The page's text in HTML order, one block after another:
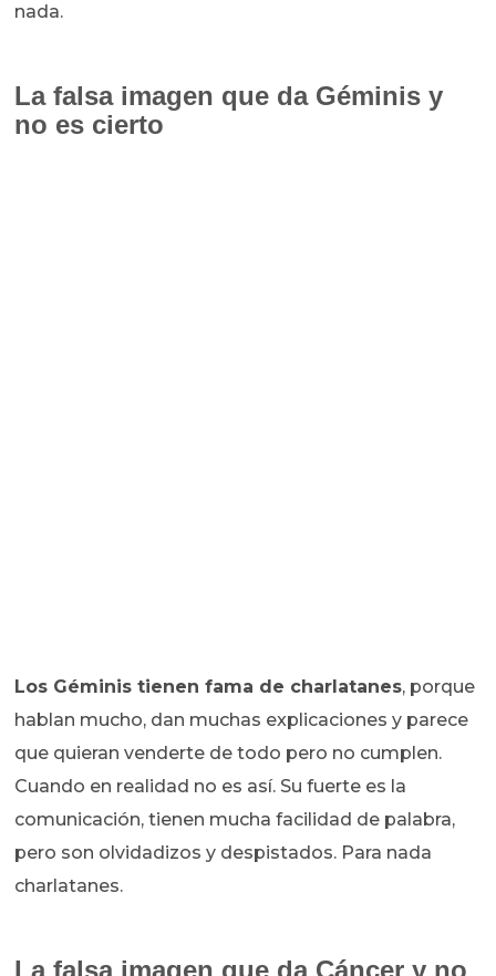
nada.
La falsa imagen que da Géminis y
no es cierto
Los Géminis tienen fama de charlatanes, porque
hablan mucho, dan muchas explicaciones y parece
que quieran venderte de todo pero no cumplen.
Cuando en realidad no es así. Su fuerte es la
comunicación, tienen mucha facilidad de palabra,
pero son olvidadizos y despistados. Para nada
charlatanes.